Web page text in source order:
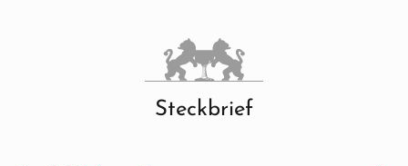
Steckbrief